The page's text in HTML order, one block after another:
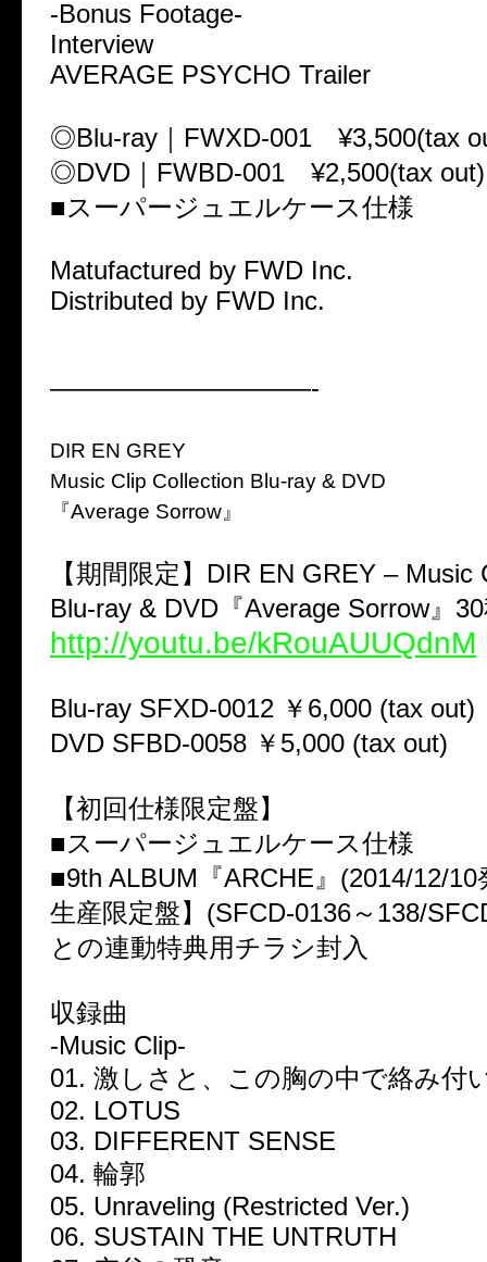
-Bonus Footage-
Interview
AVERAGE PSYCHO Trailer
◎Blu-ray｜FWXD-001 ¥3,500(tax
◎DVD｜FWBD-001 ¥2,500(tax out)
■スーパージュエルケース仕様
Matufactured by FWD Inc.
Distributed by FWD Inc.
——————————-
DIR EN GREY
Music Clip Collection Blu-ray & DVD
『Average Sorrow』
【期間限定】DIR EN GREY – Music
Blu-ray & DVD『Average Sorrow』
http://youtu.be/kRouAUUQdnM
Blu-ray SFXD-0012 ￥6,000 (tax out)
DVD SFBD-0058 ￥5,000 (tax out)
【初回仕様限定盤】
■スーパージュエルケース仕様
■9th ALBUM『ARCHE』(2014/12/
生産限定盤】(SFCD-0136～138/
との連動特典用チラシ封入
収録曲
-Music Clip-
01. 激しさと、この胸の中で絡み付
02. LOTUS
03. DIFFERENT SENSE
04. 輪郭
05. Unraveling (Restricted Ver.)
06. SUSTAIN THE UNTRUTH